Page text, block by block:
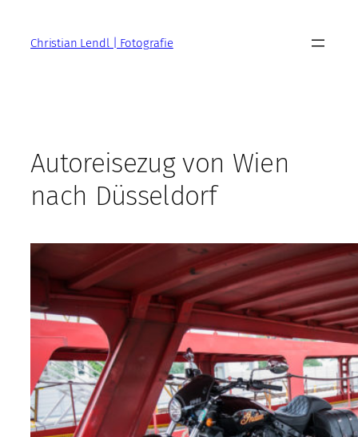
springenChristian Lendl | Fotografie
Autoreisezug von Wien
nach Düsseldorf